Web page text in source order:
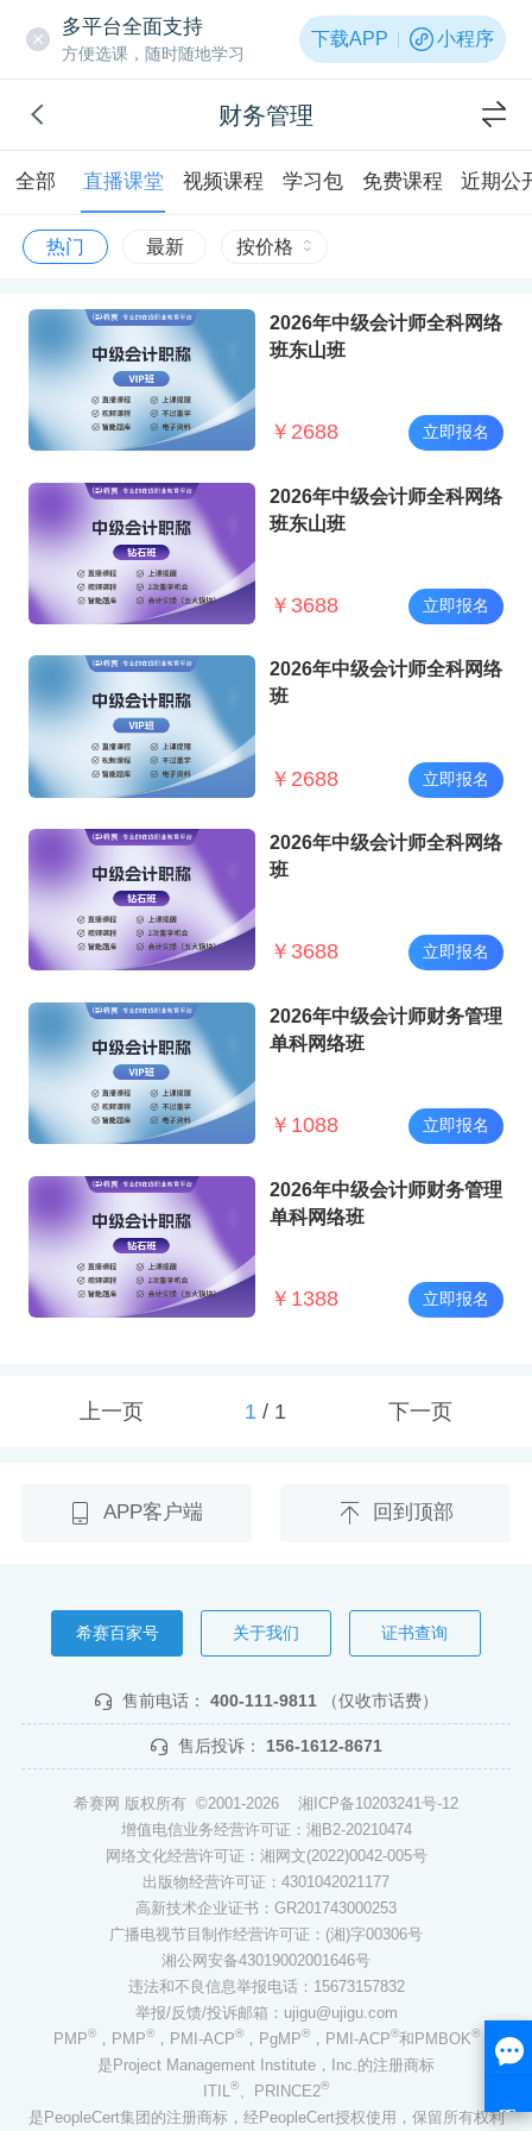
多平台全面支持
方便选课，随时随地学习
下载APP 小程序
财务管理
全部 直播课堂 视频课程 学习包 免费课程 近期公
热门 最新 按价格
2026年中级会计师全科网络
班东山班
￥ 2688 立即报名
2026年中级会计师全科网络
班东山班
￥ 3688 立即报名
2026年中级会计师全科网络
班
￥ 2688 立即报名
2026年中级会计师全科网络
班
￥ 3688 立即报名
2026年中级会计师财务管理
单科网络班
￥ 1088 立即报名
2026年中级会计师财务管理
单科网络班
￥ 1388 立即报名
上一页 1/ 1 下一页
APP客户端 回到顶部
希赛百家号 关于我们 证书查询
售前电话： 400-111-9811 （仅收市话费）
售后投诉： 156-1612-8671
希赛网 版权所有 ©2001-2026 湘ICP备10203241号-12
增值电信业务经营许可证：湘B2-20210474
网络文化经营许可证：湘网文(2022)0042-005号
出版物经营许可证：4301042021177
高新技术企业证书：GR201743000253
广播电视节目制作经营许可证：(湘)字00306号
湘公网安备43019002001646号
违法和不良信息举报电话：15673157832
举报/反馈/投诉邮箱：ujigu@ujigu.com
PMP®，PMP®，PMI-ACP®，PgMP®，PMI-ACP®和PMBOK®
是Project Management Institute，Inc.的注册商标
ITIL ® 、PRINCE2®
是PeopleCert集团的注册商标，经PeopleCert授权使用，保留所有权利